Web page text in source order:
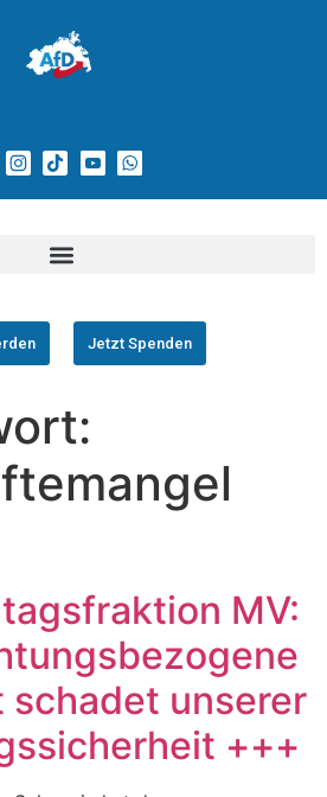
Jetzt Spenden
MV:
unserer
+++